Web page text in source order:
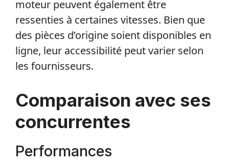
moteur peuvent également être
ressenties à certaines vitesses. Bien que
des pièces d’origine soient disponibles en
ligne, leur accessibilité peut varier selon
les fournisseurs.
Comparaison avec ses
concurrentes
Performances